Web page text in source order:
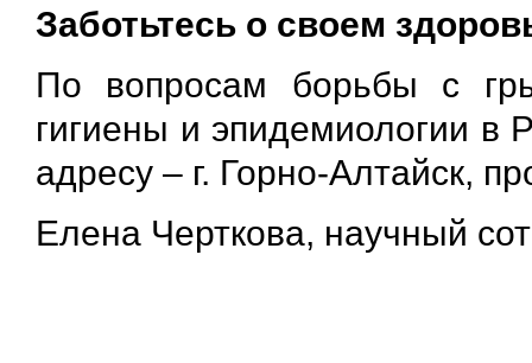
Заботьтесь о своем
По вопросам борьбы с
гигиены и эпидемиологии
адресу – г. Горно-Алтайск,
Елена Черткова, научный